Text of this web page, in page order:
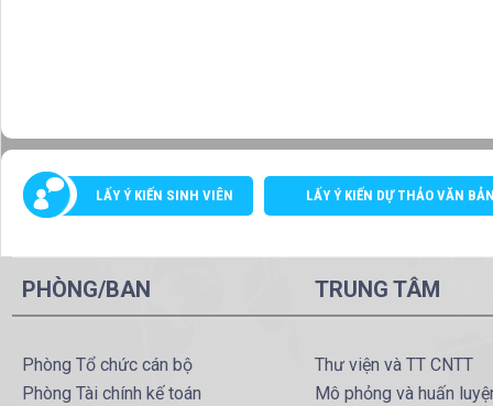
LẤY Ý KIẾN SINH VIÊN LẤY Ý KIẾN DỰ THẢO VĂN
PHÒNG/BAN
Phòng Tổ chức cán bộ
Phòng Tài chính kế toán
TRUNG TÂM
Thư viện và TT CNTT
Mô phỏng và huấn